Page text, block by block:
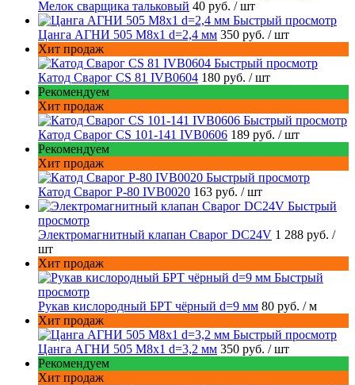
Мелок сварщика тальковый 40 руб. / шт
Быстрый просмотр
Цанга АГНИ 505 М8х1 d=2,4 мм 350 руб. / шт
Хит продаж
Быстрый просмотр
Катод Сварог CS 81 IVB0604 180 руб. / шт
Рекомендуем
Хит продаж
Быстрый просмотр
Катод Сварог CS 101-141 IVB0606 189 руб. / шт
Рекомендуем
Хит продаж
Быстрый просмотр
Катод Сварог P-80 IVB0020 163 руб. / шт
Быстрый
просмотр
Электромагнитный клапан Сварог DC24V 1 288 руб. /
шт
Хит продаж
Быстрый
просмотр
Рукав кислородный БРТ чёрный d=9 мм 80 руб. / м
Хит продаж
Быстрый просмотр
Цанга АГНИ 505 М8х1 d=3,2 мм 350 руб. / шт
Рекомендуем
Хит продаж